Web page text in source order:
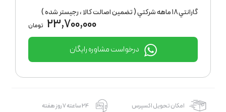
گارانتي ١٨ ماهه شركتي ( تضمين اصالت كالا ، رجيستر شده )
23,700,000 تومان
درخواست مشاوره رایگان
امکان تحویل اکسپرس 24 ساعته 7 روز هفته